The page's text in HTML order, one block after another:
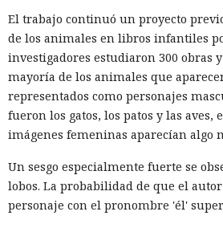
El trabajo continuó un proyecto
de los animales en libros infantiles
investigadores estudiaron 300 obras
mayoría de los animales que
representados como personajes
fueron los gatos, los patos y las aves,
imágenes femeninas aparecían algo
Un sesgo especialmente fuerte se
lobos. La probabilidad de que el
personaje con el pronombre 'él'